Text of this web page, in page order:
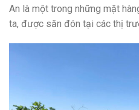
An là một trong những mặt
ta, được săn đón tại các thị